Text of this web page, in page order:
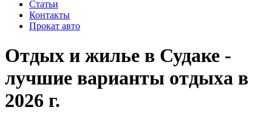
Статьи
Контакты
Прокат авто
Отдых и жилье в Судаке -
лучшие варианты отдыха в
2026 г.